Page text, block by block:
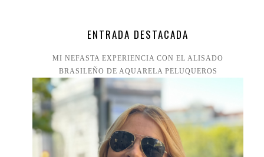
ENTRADA DESTACADA
MI NEFASTA EXPERIENCIA CON EL ALISADO
BRASILEÑO DE AQUARELA PELUQUEROS